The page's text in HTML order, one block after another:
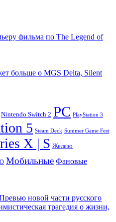
фильма по The Legend of
больше о MGS Delta, Silent
Nintendo Switch 2 PC PlayStation 3
5 Steam Deck Summer Game Fest
X | S Железо
Мобильные Фановые
новой части русского
трагедия о жизни,